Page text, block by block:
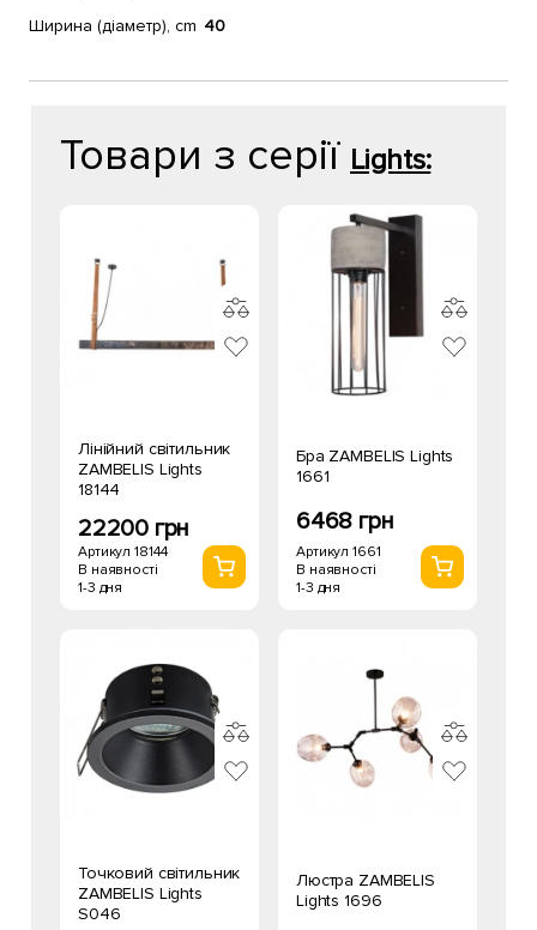
Ширина (діаметр), cm 40
Товари з серії Lights:
Лінійний світильник
ZAMBELIS Lights
18144
22200 грн
Артикул 18144
В наявності
1-3 дня
Бра ZAMBELIS Lights
1661
6468 грн
Артикул 1661
В наявності
1-3 дня
Точковий світильник
ZAMBELIS Lights
S046
Люстра ZAMBELIS
Lights 1696